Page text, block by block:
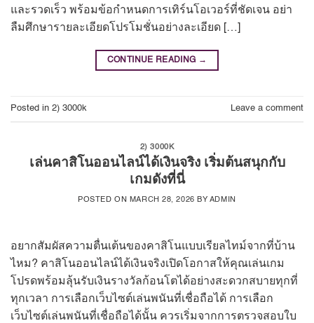
และรวดเร็ว พร้อมข้อกำหนดการเทิร์นโอเวอร์ที่ชัดเจน อย่า
ลืมศึกษารายละเอียดโปรโมชั่นอย่างละเอียด […]
CONTINUE READING →
Posted in 2) 3000k Leave a comment
2) 3000K
เล่นคาสิโนออนไลน์ได้เงินจริง เริ่มต้นสนุกกับ
เกมดังที่นี่
POSTED ON MARCH 28, 2026 BY ADMIN
อยากสัมผัสความตื่นเต้นของคาสิโนแบบเรียลไทม์จากที่บ้าน
ไหม? คาสิโนออนไลน์ได้เงินจริงเปิดโอกาสให้คุณเล่นเกม
โปรดพร้อมลุ้นรับเงินรางวัลก้อนโตได้อย่างสะดวกสบายทุกที่
ทุกเวลา การเลือกเว็บไซต์เล่นพนันที่เชื่อถือได้ การเลือก
เว็บไซต์เล่นพนันที่เชื่อถือได้นั้น ควรเริ่มจากการตรวจสอบใบ